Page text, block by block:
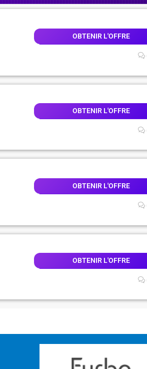
OBTENIR L'OFFRE
OBTENIR L'OFFRE
OBTENIR L'OFFRE
OBTENIR L'OFFRE